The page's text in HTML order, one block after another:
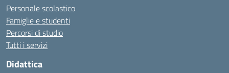
Personale scolastico
Famiglie e studenti
Percorsi di studio
Tutti i servizi
Didattica